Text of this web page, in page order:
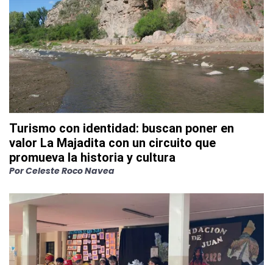
Turismo con identidad: buscan poner en
valor La Majadita con un circuito que
promueva la historia y cultura
PorCeleste Roco Navea